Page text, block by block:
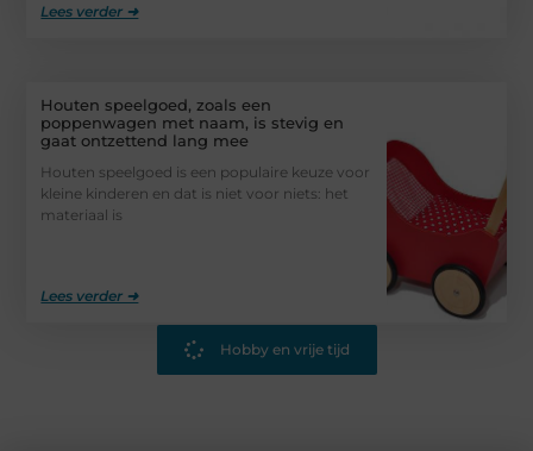
Lees verder ➜
Houten speelgoed, zoals een
poppenwagen met naam, is stevig en
gaat ontzettend lang mee
Houten speelgoed is een populaire keuze voor
kleine kinderen en dat is niet voor niets: het
materiaal is
Lees verder ➜
Hobby en vrije tijd